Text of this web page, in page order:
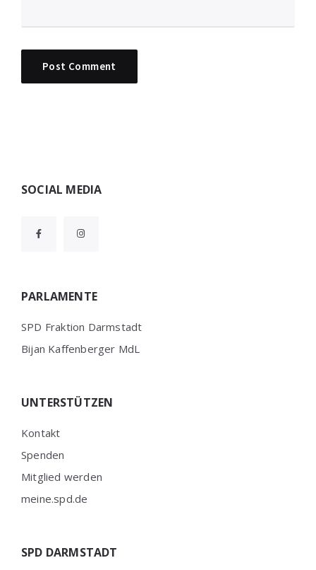
Widgets
SOCIAL MEDIA
PARLAMENTE
SPD Fraktion Darmstadt
Bijan Kaffenberger MdL
UNTERSTÜTZEN
Kontakt
Spenden
Mitglied werden
meine.spd.de
SPD DARMSTADT